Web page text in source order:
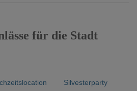
für die Stadt
Silvesterparty